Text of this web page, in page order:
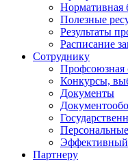
Нормативная
Полезные
Результаты
Расписание
Сотруднику
Профсоюзная
Конкурсы,
Документы
Эффективный
Партнеру